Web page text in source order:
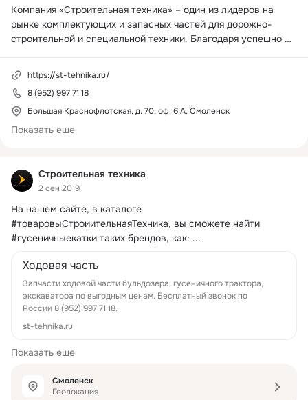
Строительная техника
2 сен 2019
На нашем сайте, в каталоге
#товаровыСтроиительнаяТехника, вы сможете найти
#гусеничныекатки таких брендов, как: ...
Ходовая часть
Запчасти ходовой части бульдозера, гусеничного трактора,
экскаватора по выгодным ценам. Бесплатный звонок по
России 8 (952) 997 71 18.
st-tehnika.ru
Показать еще
Смоленск
Геолокация
Компания «Строительная техника» – один из лидеров на
рынке комплектующих и запасных частей для дорожно-
строительной и специальной техники. Благодаря успешно
персонала, мы сумели завоевать уважение клиентов и
устойчивое место на рынке постоянно растущей
конкуренции.
Мы предоставляем и поставляем запчасти на широкий
Case, Daewoo, Doosan, Hanomag, Hidromek, Hyundai, John
Deere, Kobelco, Kubota, Liebherr, O&K, Samsung, Sany,
Bomag, Vogele, Bitelli, Demag и т.д.), а также для бу
https://st-tehnika.ru/
8 (952) 997 71 18
Большая Краснофлотская, д. 70, оф. 6 А, Смоленск
Показать еще